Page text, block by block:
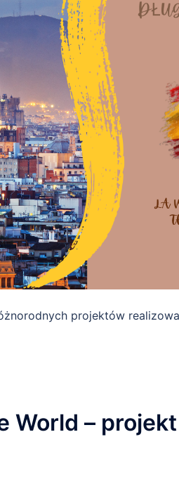
projektów
World –